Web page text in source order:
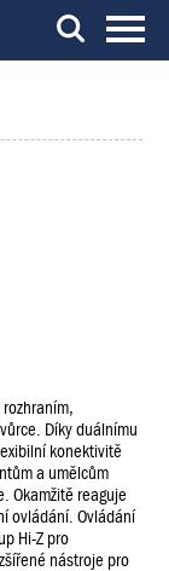
Díky duálnímu
konektivitě
a umělcům
Okamžitě reaguje
ovládání. Ovládání
Hi-Z pro
nástroje pro